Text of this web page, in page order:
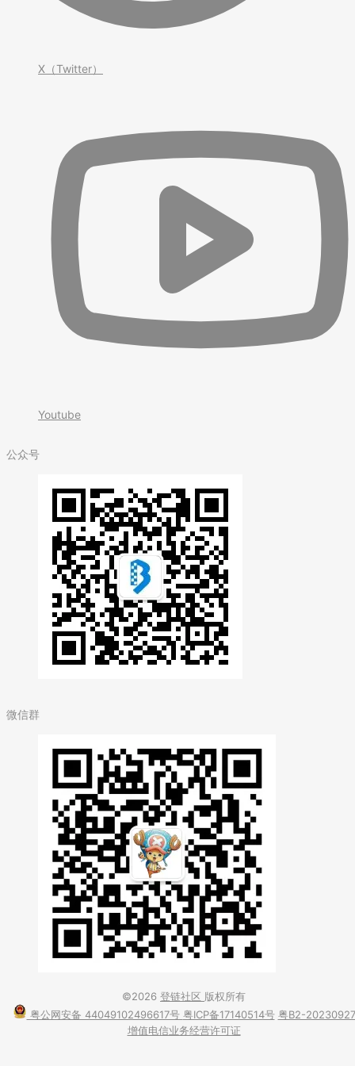
X（Twitter）
Youtube
公众号
微信群
©2026 登链社区 版权所有
粤公网安备 44049102496617号 粤ICP备17140514号 粤B2-20230927
增值电信业务经营许可证